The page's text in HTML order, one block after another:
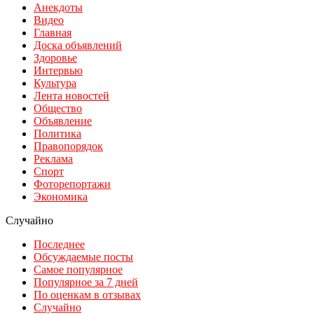
Анекдоты
Видео
Главная
Доска объявлений
Здоровье
Интервью
Культура
Лента новостей
Общество
Объявление
Политика
Правопорядок
Реклама
Спорт
Фоторепортажи
Экономика
Случайно
Последнее
Обсуждаемые посты
Самое популярное
Популярное за 7 дней
По оценкам в отзывах
Случайно